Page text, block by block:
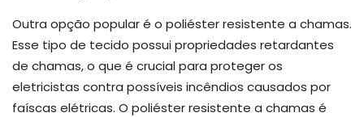
Outra opção popular é o poliéster resistente a chamas.
Esse tipo de tecido possui propriedades retardantes
de chamas, o que é crucial para proteger os
eletricistas contra possíveis incêndios causados por
faíscas elétricas. O poliéster resistente a chamas é